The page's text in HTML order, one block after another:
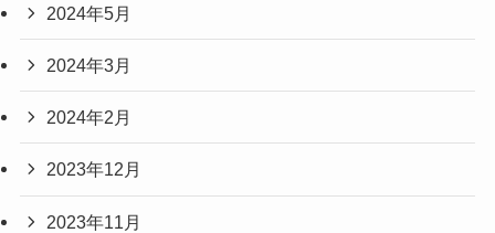
2024年5月
2024年3月
2024年2月
2023年12月
2023年11月